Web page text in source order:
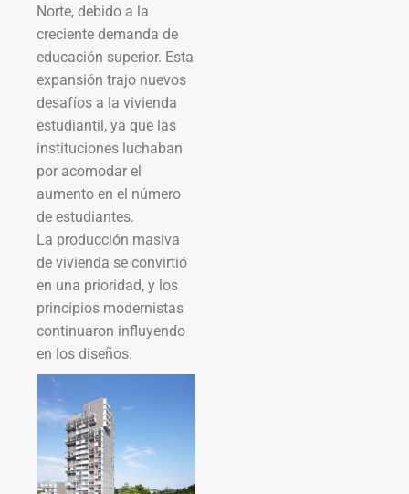
Norte, debido a la
creciente demanda de
educación superior. Esta
expansión trajo nuevos
desafíos a la vivienda
estudiantil, ya que las
instituciones luchaban
por acomodar el
aumento en el número
de estudiantes.
La producción masiva
de vivienda se convirtió
en una prioridad, y los
principios modernistas
continuaron influyendo
en los diseños.